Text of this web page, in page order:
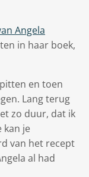
Angela
in haar boek,
en toen
Lang terug
zo duur, dat ik
kan je
van het recept
al had